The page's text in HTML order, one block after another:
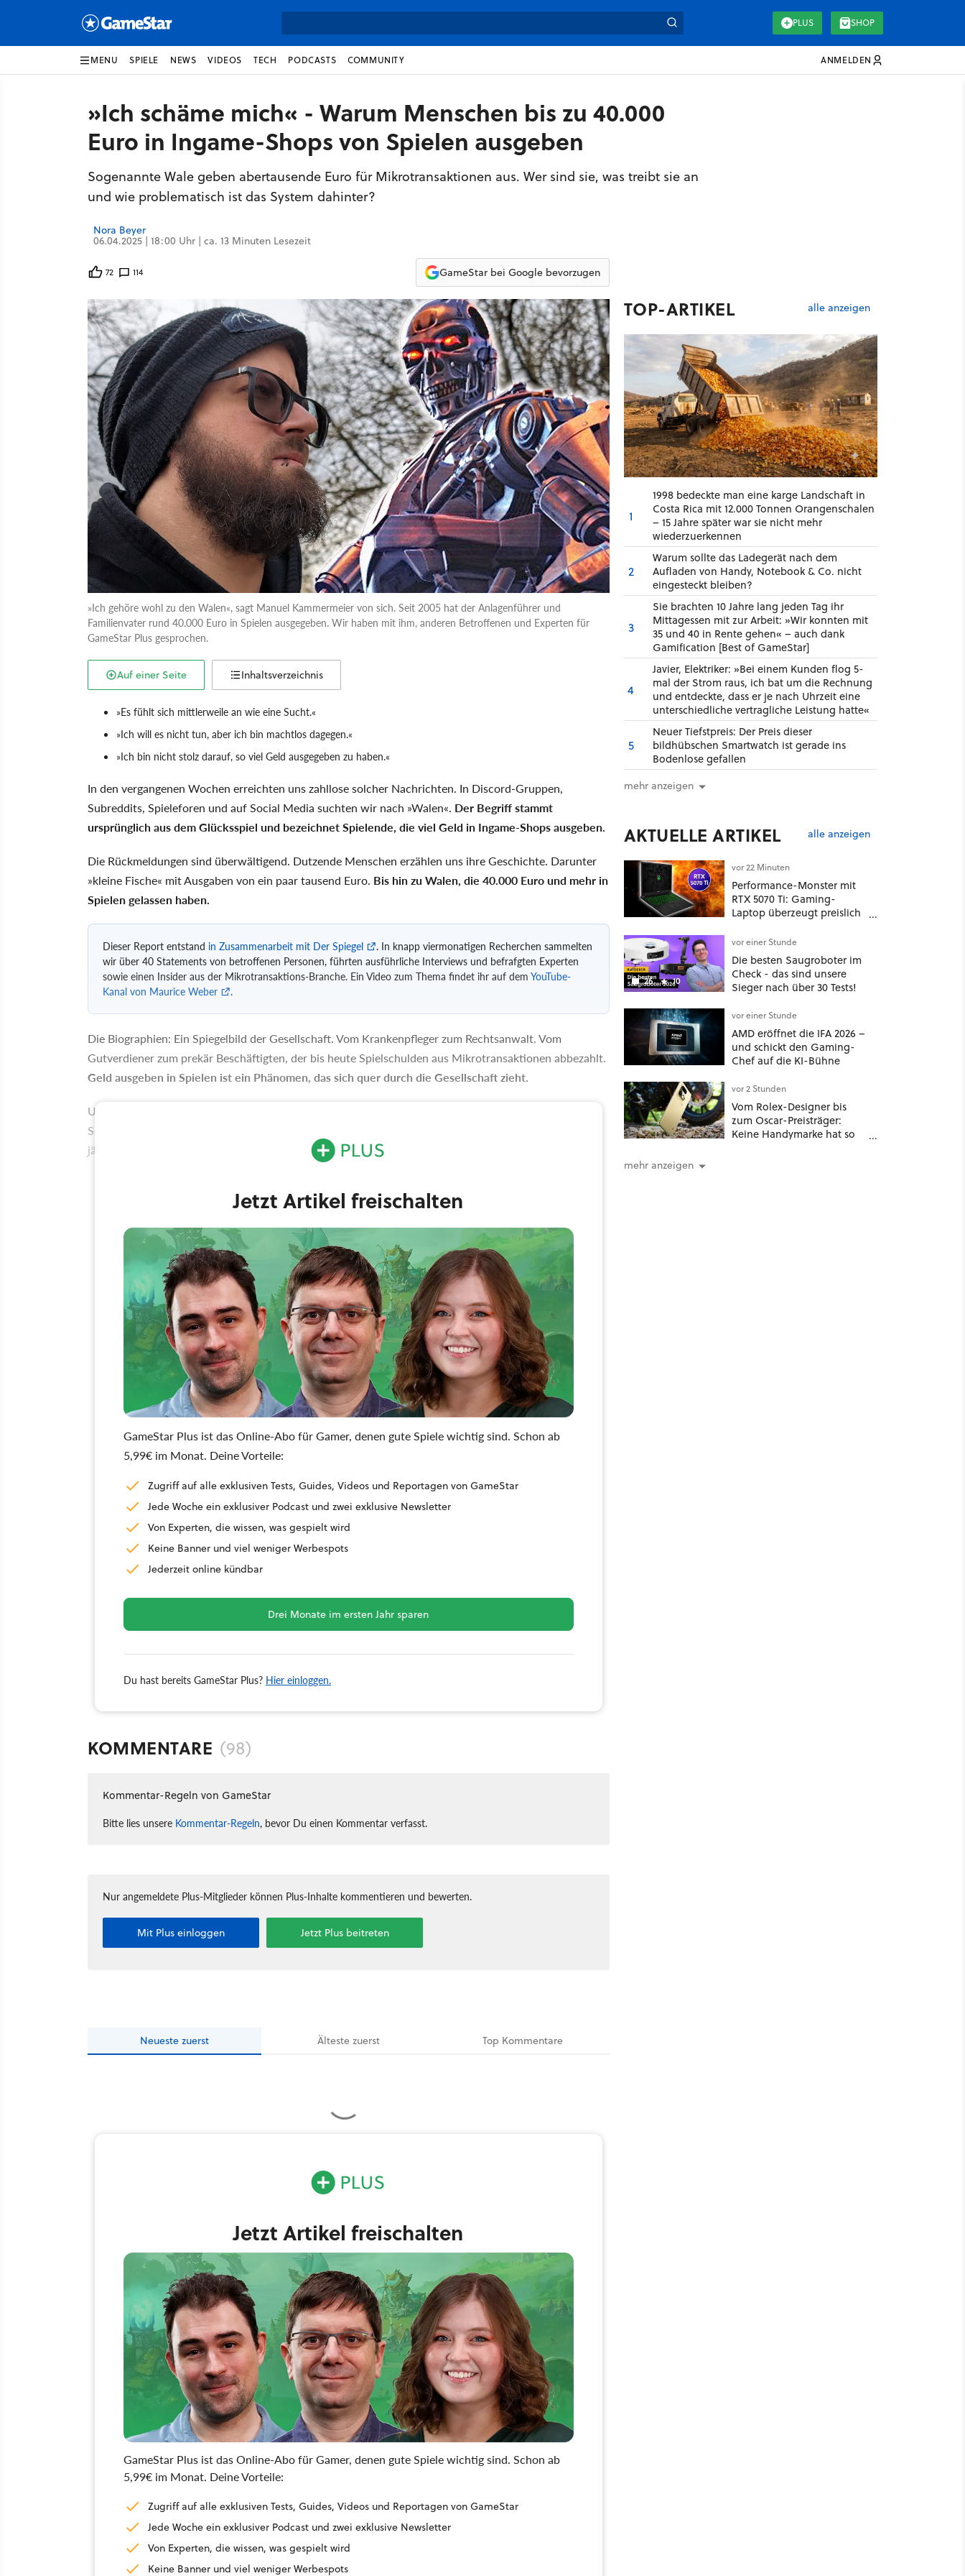
PLUS SHOP
MENU SPIELE NEWS VIDEOS TECH PODCASTS COMMUNITY ANMELDEN
»Ich schäme mich« - Warum Menschen bis zu 40.000
Euro in Ingame-Shops von Spielen ausgeben
Sogenannte Wale geben abertausende Euro für Mikrotransaktionen aus. Wer sind sie, was treibt sie an
und wie problematisch ist das System dahinter?
Nora Beyer
06.04.2025 | 18:00 Uhr | ca. 13 Minuten Lesezeit
72 114 GameStar bei Google bevorzugen
»Ich gehöre wohl zu den Walen«, sagt Manuel Kammermeier von sich. Seit 2005 hat der Anlagenführer und
Familienvater rund 40.000 Euro in Spielen ausgegeben. Wir haben mit ihm, anderen Betroffenen und Experten für
GameStar Plus gesprochen.
Auf einer Seite Inhaltsverzeichnis
»Es fühlt sich mittlerweile an wie eine Sucht.«
»Ich will es nicht tun, aber ich bin machtlos dagegen.«
»Ich bin nicht stolz darauf, so viel Geld ausgegeben zu haben.«
In den vergangenen Wochen erreichten uns zahllose solcher Nachrichten. In Discord-Gruppen,
Subreddits, Spieleforen und auf Social Media suchten wir nach »Walen«. Der Begriff stammt
ursprünglich aus dem Glücksspiel und bezeichnet Spielende, die viel Geld in Ingame-Shops ausgeben.
Die Rückmeldungen sind überwältigend. Dutzende Menschen erzählen uns ihre Geschichte. Darunter
»kleine Fische« mit Ausgaben von ein paar tausend Euro. Bis hin zu Walen, die 40.000 Euro und mehr in
Spielen gelassen haben.
Dieser Report entstand in Zusammenarbeit mit Der Spiegel
. In knapp viermonatigen Recherchen sammelten
wir über 40 Statements von betroffenen Personen, führten ausführliche Interviews und befrafgten Experten
sowie einen Insider aus der Mikrotransaktions-Branche. Ein Video zum Thema findet ihr auf dem YouTube-
Kanal von Maurice Weber
.
Die Biographien: Ein Spiegelbild der Gesellschaft. Vom Krankenpfleger zum Rechtsanwalt. Vom
Gutverdiener zum prekär Beschäftigten, der bis heute Spielschulden aus Mikrotransaktionen abbezahlt.
Geld ausgeben in Spielen ist ein Phänomen, das sich quer durch die Gesellschaft zieht.
Und das häufig ganz harmlos beginnt. So wie bei Manuel Kammermeier. »Das erste Mal Geld in einem
Spiel habe ich 2005 ausgegeben, mit 22 Jahren. Das war für das Golfspiel PangYa«, erzählt der 42-
jährige Vater zweier kleiner Kinder, der als Anlagenführer in der Automobilindustrie arbeitet.
Jetzt Artikel freischalten
GameStar Plus ist das Online-Abo für Gamer, denen gute Spiele wichtig sind. Schon ab
5,99€ im Monat. Deine Vorteile:
Zugriff auf alle exklusiven Tests, Guides, Videos und Reportagen von GameStar
Jede Woche ein exklusiver Podcast und zwei exklusive Newsletter
Von Experten, die wissen, was gespielt wird
Keine Banner und viel weniger Werbespots
Jederzeit online kündbar
Drei Monate im ersten Jahr sparen
Du hast bereits GameStar Plus? Hier einloggen.
KOMMENTARE (98)
Kommentar-Regeln von GameStar
Bitte lies unsere Kommentar-Regeln, bevor Du einen Kommentar verfasst.
Nur angemeldete Plus-Mitglieder können Plus-Inhalte kommentieren und bewerten.
Mit Plus einloggen Jetzt Plus beitreten
Neueste zuerst Ältestezuerst Top Kommentare
Jetzt Artikel freischalten
GameStar Plus ist das Online-Abo für Gamer, denen gute Spiele wichtig sind. Schon ab
5,99€ im Monat. Deine Vorteile:
Zugriff auf alle exklusiven Tests, Guides, Videos und Reportagen von GameStar
Jede Woche ein exklusiver Podcast und zwei exklusive Newsletter
Von Experten, die wissen, was gespielt wird
Keine Banner und viel weniger Werbespots
TOP-ARTIKEL alle anzeigen
1
1998 bedeckte man eine karge Landschaft in
Costa Rica mit 12.000 Tonnen Orangenschalen
– 15 Jahre später war sie nicht mehr
wiederzuerkennen
2
Warum sollte das Ladegerät nach dem
Aufladen von Handy, Notebook & Co. nicht
eingesteckt bleiben?
3
Sie brachten 10 Jahre lang jeden Tag ihr
Mittagessen mit zur Arbeit: »Wir konnten mit
35 und 40 in Rente gehen« – auch dank
Gamification [Best of GameStar]
4
Javier, Elektriker: »Bei einem Kunden flog 5-
mal der Strom raus, ich bat um die Rechnung
und entdeckte, dass er je nach Uhrzeit eine
unterschiedliche vertragliche Leistung hatte«
5
Neuer Tiefstpreis: Der Preis dieser
bildhübschen Smartwatch ist gerade ins
Bodenlose gefallen
mehr anzeigen
AKTUELLE ARTIKEL alle anzeigen
vor 22 Minuten
Performance-Monster mit
RTX 5070 Ti: Gaming-
Laptop überzeugt preislich
26 10
vor einer Stunde
Die besten Saugroboter im
Check - das sind unsere
Sieger nach über 30 Tests!
vor einer Stunde
AMD eröffnet die IFA 2026 –
und schickt den Gaming-
Chef auf die KI-Bühne
vor 2 Stunden
Vom Rolex-Designer bis
zum Oscar-Preisträger:
Keine Handymarke hat so
mehr anzeigen